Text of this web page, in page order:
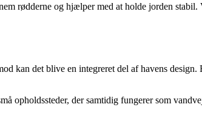
rødderne og hjælper med at holde jorden
kan det blive en integreret del af havens
opholdssteder, der samtidig fungerer som